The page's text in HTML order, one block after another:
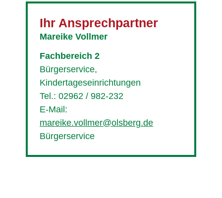
Ihr Ansprechpartner
Mareike Vollmer
Fachbereich 2
Bürgerservice,
Kindertageseinrichtungen
Tel.: 02962 / 982-232
E-Mail:
mareike.vollmer@olsberg.de
Bürgerservice